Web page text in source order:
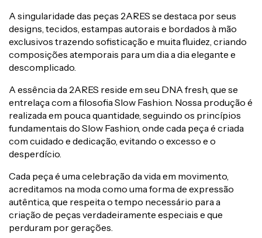
A singularidade das peças 2ARES se destaca por seus
designs, tecidos, estampas autorais e bordados à mão
exclusivos trazendo sofisticação e muita fluidez, criando
composições atemporais para um dia a dia elegante e
descomplicado.
A essência da 2ARES reside em seu DNA fresh, que se
entrelaça com a filosofia Slow Fashion. Nossa produção é
realizada em pouca quantidade, seguindo os princípios
fundamentais do Slow Fashion, onde cada peça é criada
com cuidado e dedicação, evitando o excesso e o
desperdício.
Cada peça é uma celebração da vida em movimento,
acreditamos na moda como uma forma de expressão
autêntica, que respeita o tempo necessário para a
criação de peças verdadeiramente especiais e que
perduram por gerações.